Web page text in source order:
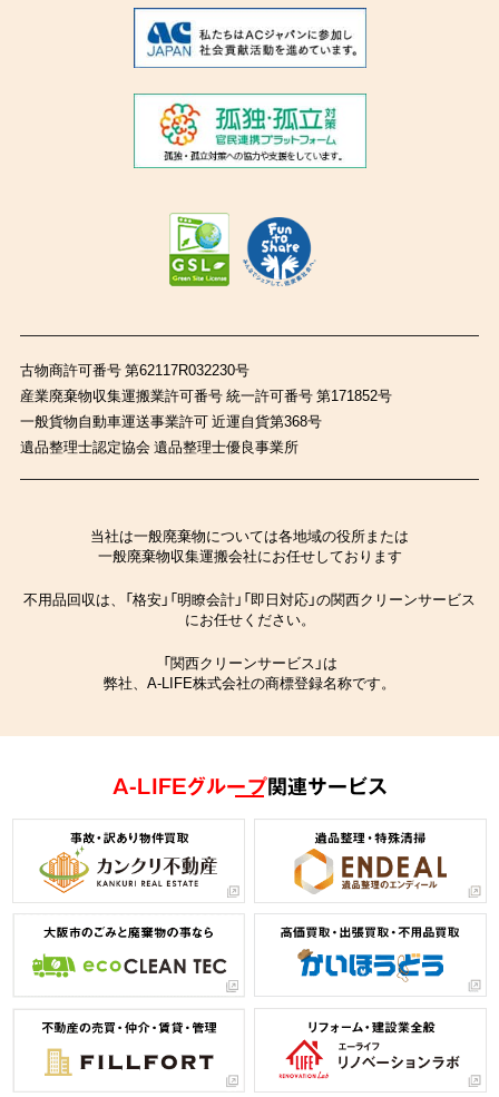
古物商許可番号 第62117R032230号
産業廃棄物収集運搬業許可番号 統一許可番号 第171852号
一般貨物自動車運送事業許可 近運自貨第368号
遺品整理士認定協会 遺品整理士優良事業所
当社は一般廃棄物については各地域の役所または
一般廃棄物収集運搬会社にお任せしております
不用品回収は、「格安」「明瞭会計」「即日対応」の関西クリーンサービス
にお任せください。
「関西クリーンサービス」は
弊社、A-LIFE株式会社の商標登録名称です。
A-LIFEグループ関連サービス